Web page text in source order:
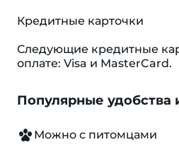
Кредитные карточки
Следующие кредитные
оплате: Visa и MasterCard.
Популярные удобства
Можно с питомцами